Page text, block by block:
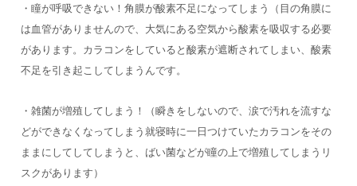
・瞳が呼吸できない！角膜が酸素不足になってしまう（目の角膜に
は血管がありませんので、大気にある空気から酸素を吸収する必要
があります。カラコンをしていると酸素が遮断されてしまい、酸素
不足を引き起こしてしまうんです。
・雑菌が増殖してしまう！（瞬きをしないので、涙で汚れを流すな
どができなくなってしまう就寝時に一日つけていたカラコンをその
ままにしてしてしまうと、ばい菌などが瞳の上で増殖してしまうリ
スクがあります）